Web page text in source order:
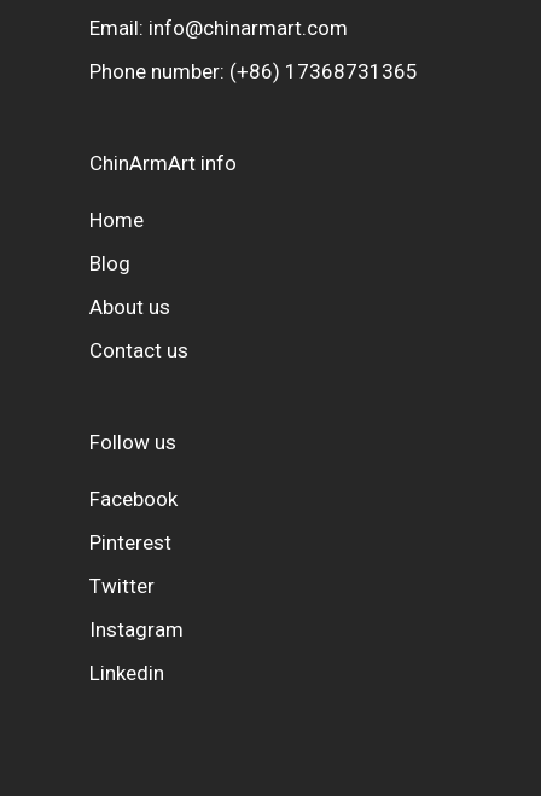
Email: info@chinarmart.com
Phone number: (+86) 17368731365
ChinArmArt info
Home
Blog
About us
Contact us
Follow us
Facebook
Pinterest
Twitter
Instagram
Linkedin